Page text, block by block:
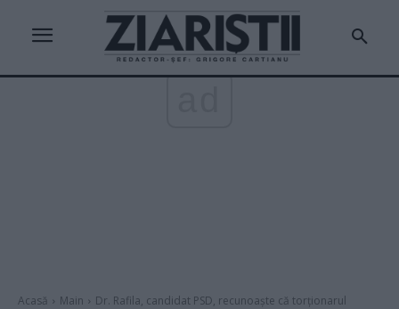
Acasă Main
Dr. Rafila, candidat PSD, recunoaște că torționarul